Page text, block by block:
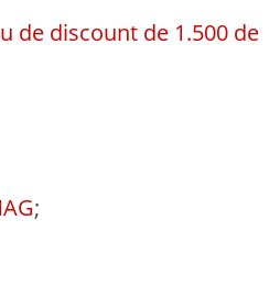
de discount de 1.500 de
;